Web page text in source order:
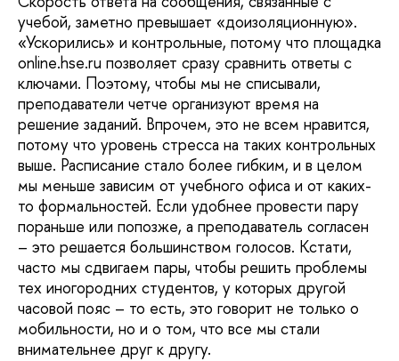
учебой, заметно превышает «доизоляционную».
«Ускорились» и контрольные, потому что площадка
online.hse.ru позволяет сразу сравнить ответы с
ключами. Поэтому, чтобы мы не списывали,
преподаватели четче организуют время на
решение заданий. Впрочем, это не всем нравится,
потому что уровень стресса на таких контрольных
выше. Расписание стало более гибким, и в целом
мы меньше зависим от учебного офиса и от каких-
то формальностей. Если удобнее провести пару
пораньше или попозже, а преподаватель согласен
– это решается большинством голосов. Кстати,
часто мы сдвигаем пары, чтобы решить проблемы
тех иногородних студентов, у которых другой
часовой пояс – то есть, это говорит не только о
мобильности, но и о том, что все мы стали
внимательнее друг к другу.